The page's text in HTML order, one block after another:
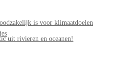
is voor klimaatdoelen
uit rivieren en oceanen!